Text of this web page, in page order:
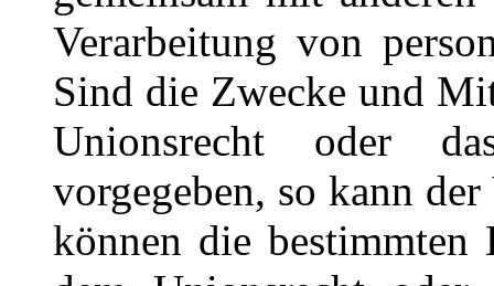
Verarbeitung von
Sind die Zwecke und
Unionsrecht oder
vorgegeben, so kann
können die bestimmten